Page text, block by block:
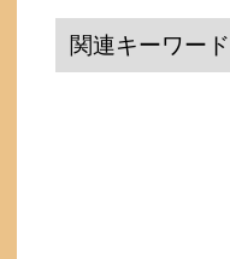
関連キーワード